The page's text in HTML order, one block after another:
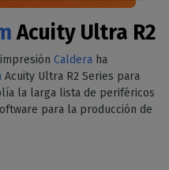
Acuity Ultra R2
Caldera ha
Acuity Ultra R2 Series para
la larga lista de periféricos
para la producción de